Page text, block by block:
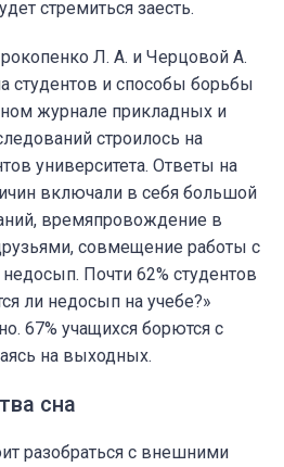
стремиться заесть.
Л. А. и Черцовой А.
студентов и способы борьбы
журнале прикладных и
строилось на
университета. Ответы на
включали в себя большой
времяпровождение в
совмещение работы с
Почти 62% студентов
ли недосып на учебе?»
67% учащихся борются с
на выходных.
сна
разобраться с внешними